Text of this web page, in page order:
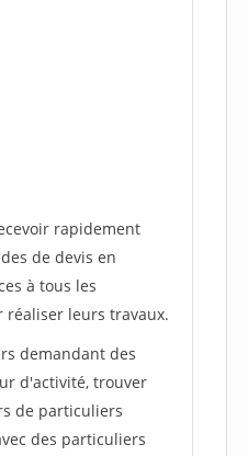
rapidement
de devis en
à tous les
leurs travaux.
demandant des
d'activité, trouver
de particuliers
des particuliers